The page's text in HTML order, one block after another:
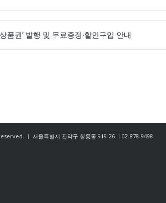
품권’ 발행 및 무료증정·할인구입 안내
ㅣ 서울특별시 관악구 청룡동 919-26 ㅣ02-878-9498